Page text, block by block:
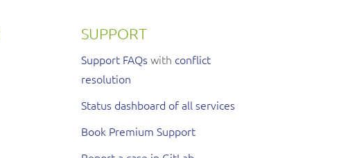
SUPPORT
Support FAQswith conflict
resolution
Status dashboard of all services
Book Premium Support